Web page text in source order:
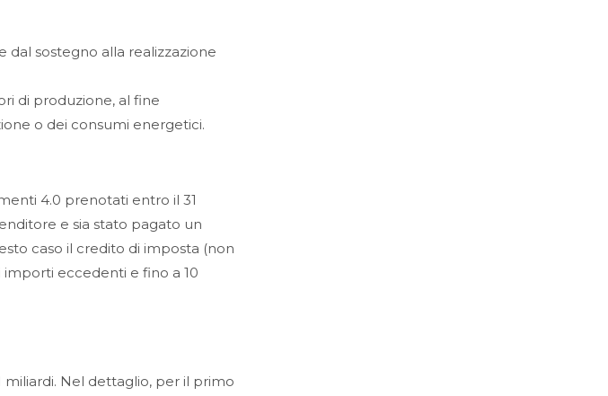
dal sostegno alla realizzazione
di produzione, al fine
o dei consumi energetici.
4.0 prenotati entro il 31
e sia stato pagato un
caso il credito di imposta (non
importi eccedenti e fino a 10
Nel dettaglio, per il primo